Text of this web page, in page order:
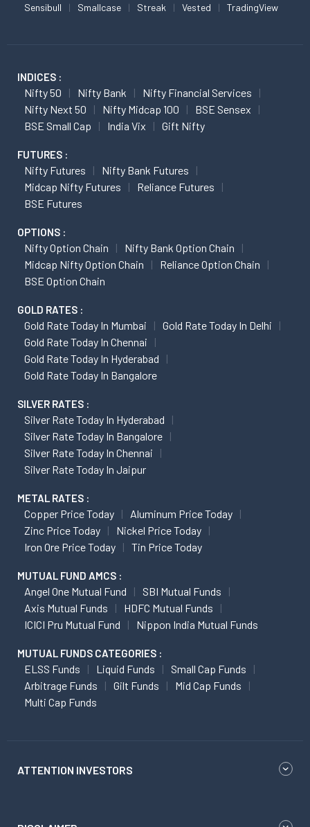
Sensibull Smallcase Streak Vested TradingView
INDICES :
Nifty 50 Nifty Bank
Nifty Financial Services
Nifty Next 50
Nifty Midcap 100
BSE Sensex
BSE Small Cap
India Vix Gift Nifty
FUTURES :
Nifty Futures
Nifty Bank Futures
Midcap Nifty Futures
Reliance Futures
BSE Futures
OPTIONS :
Nifty Option Chain
Nifty Bank Option Chain
Midcap Nifty Option Chain
Reliance Option Chain
BSE Option Chain
GOLD RATES :
Gold Rate Today In Mumbai
Gold Rate Today In Delhi
Gold Rate Today In Chennai
Gold Rate Today In Hyderabad
Gold Rate Today In Bangalore
SILVER RATES :
Silver Rate Today In Hyderabad
Silver Rate Today In Bangalore
Silver Rate Today In Chennai
Silver Rate Today In Jaipur
METAL RATES :
Copper Price Today
Aluminum Price Today
Zinc Price Today
Nickel Price Today
Iron Ore Price Today
Tin Price Today
MUTUAL FUND AMCS :
Angel One Mutual Fund
SBI Mutual Funds
Axis Mutual Funds
HDFC Mutual Funds
ICICI Pru Mutual Fund
Nippon India Mutual Funds
MUTUAL FUNDS CATEGORIES :
ELSS Funds Liquid Funds
Small Cap Funds
Arbitrage Funds
Gilt Funds
Mid Cap Funds
Multi Cap Funds
ATTENTION INVESTORS